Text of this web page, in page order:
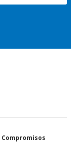
Compromisos